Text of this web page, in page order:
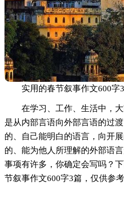
实用的春节叙事作文600字
在学习、工作、生活中，
是从内部言语向外部言语的过
的、自己能明白的语言，向开
的、能为他人所理解的外部语
事项有许多，你确定会写吗？
节叙事作文600字3篇，仅供参